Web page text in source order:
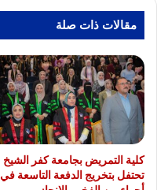
مقالات ذات صلة
كلية التمريض بجامعة كفر الشيخ
تحتفل بتخريج الدفعة التاسعة في